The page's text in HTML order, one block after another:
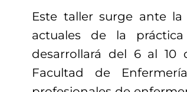
Este taller surge ante
actuales de la
desarrollará del 6 al 10
Facultad de